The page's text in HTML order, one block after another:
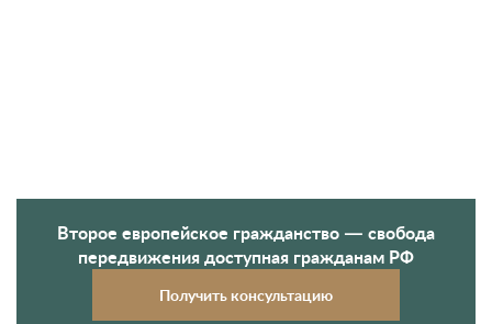
необходимо подготовить следующий комплект
документации:
заполненная анкета, автобиография и ходатайство на